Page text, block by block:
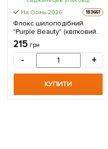
На Осінь-2026 183661
Флокс шилоподібний
"Purple Beauty" (квітковий
килим) (Кореневище) 1
саджанець в упаковці
215 грн
- +
КУПИТИ